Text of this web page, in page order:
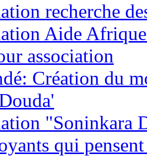
recherche
Aide
association
Création du
"Soninkara
qui